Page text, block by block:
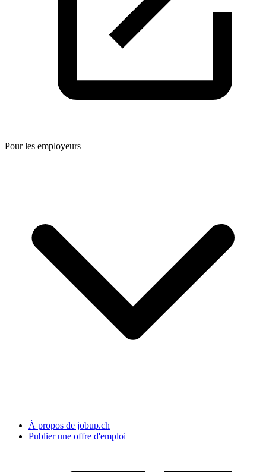
Pour les employeurs
À propos de jobup.ch
Publier une offre d'emploi